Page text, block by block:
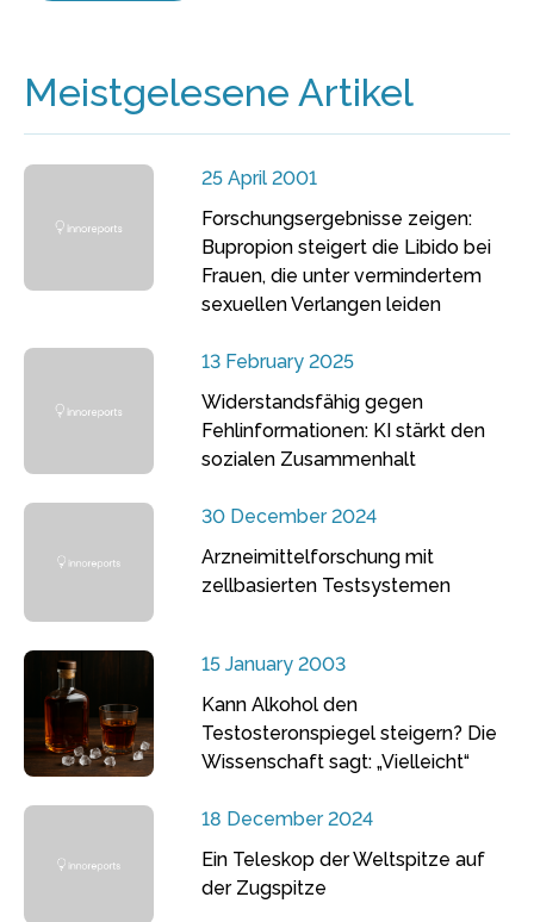
Meistgelesene Artikel
25 April 2001
Forschungsergebnisse zeigen:
Bupropion steigert die Libido bei
Frauen, die unter vermindertem
sexuellen Verlangen leiden
13 February 2025
Widerstandsfähig gegen
Fehlinformationen: KI stärkt den
sozialen Zusammenhalt
30 December 2024
Arzneimittelforschung mit
zellbasierten Testsystemen
15 January 2003
Kann Alkohol den
Testosteronspiegel steigern? Die
Wissenschaft sagt: „Vielleicht“
18 December 2024
Ein Teleskop der Weltspitze auf
der Zugspitze